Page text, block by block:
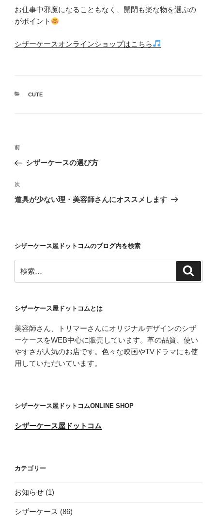
お仕事中邪魔になることもなく、開閉も楽な物を選ぶの
がポイント
シザーケースオンラインショップはこちら
カ
CUTE
投
ナ
ビ
ゲ
ン
前
の
稿
前
シザーケースの選び方
次
の
次
道具が少ない理・美容師さんにオススメします
シザーケース屋ドットコムのブログ内を検索
索:
シザーケース屋ドットコムとは
美容師さん、トリマーさんにオリジナルデザインのシザ
ーケースをWEB中心に販売しています。革の品質、使い
やすさが人気のお店です。色々な映画やTVドラマにも使
用していただいています。
シザーケース屋ドットコムONLINE SHOP
シザーケース屋ドットコム
カテゴリー
お知らせ (1)
シザーケース (86)